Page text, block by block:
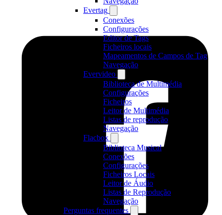
Evertag
Conexões
Configurações
Editor de Tags
Ficheiros locais
Mapeamentos de Campos de Tag
Navegação
Evervideo
Biblioteca de Multimédia
Configurações
Ficheiros
Leitor de Multimédia
Listas de reprodução
Navegação
Flacbox
Biblioteca Musical
Conexões
Configurações
Ficheiros Locais
Leitor de Áudio
Listas de Reprodução
Navegação
Perguntas frequentes